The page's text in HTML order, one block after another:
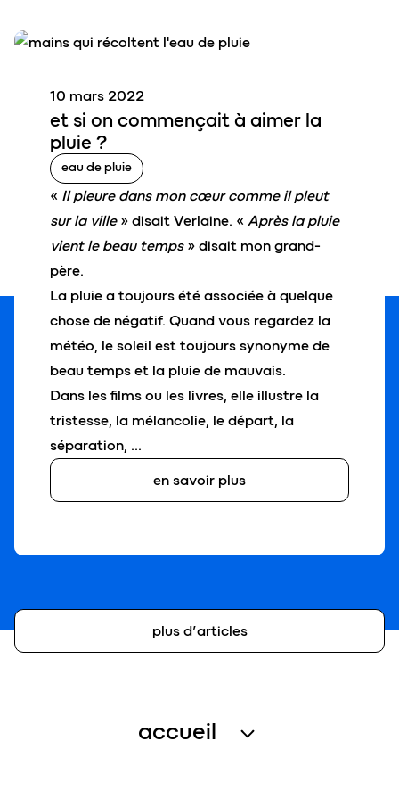
et si on commençait à aimer la
pluie ?
10 mars 2022
eau de pluie
« Il pleure dans mon cœur comme il pleut
sur la ville» disait Verlaine. « Après la pluie
vient le beau temps» disait mon grand-
père.
La pluie a toujours été associée à quelque
chose de négatif. Quand vous regardez la
météo, le soleil est toujours synonyme de
beau temps et la pluie de mauvais.
Dans les films ou les livres, elle illustre la
tristesse, la mélancolie, le départ, la
séparation, …
en savoir plus
plus d’articles
accueil